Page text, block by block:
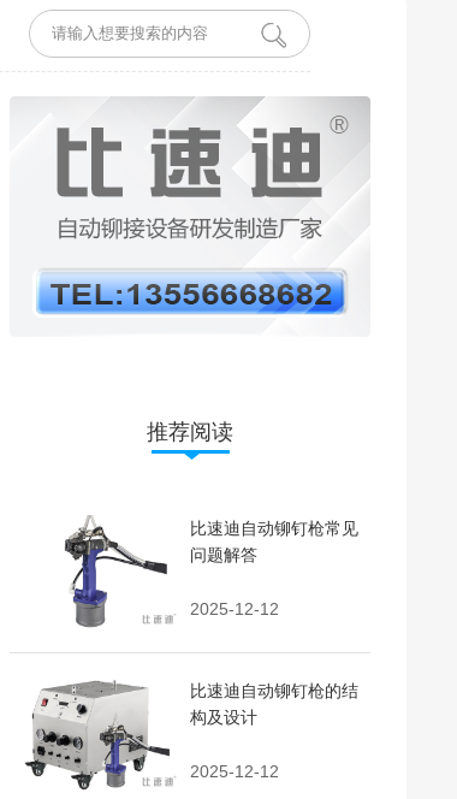
推荐阅读
比速迪自动铆钉枪常见
问题解答
2025-12-12
比速迪自动铆钉枪的结
构及设计
2025-12-12